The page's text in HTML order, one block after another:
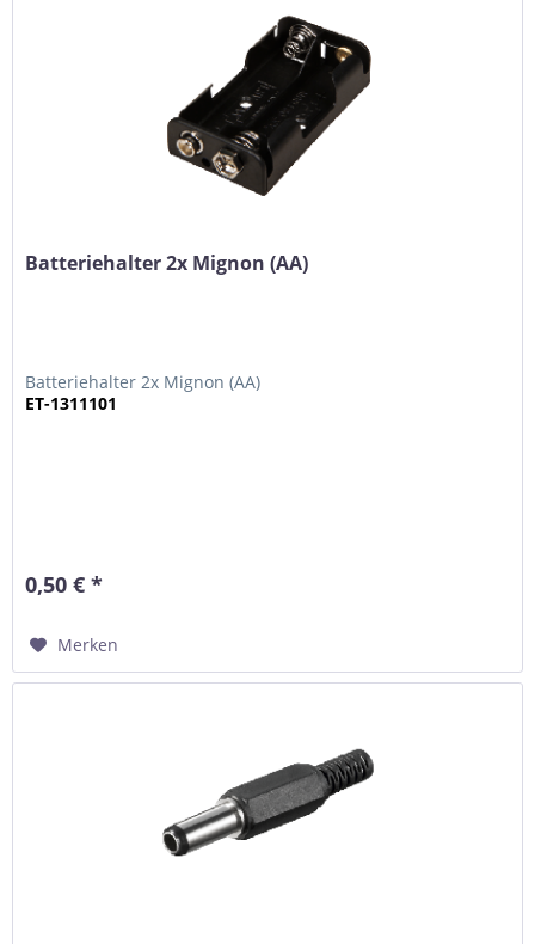
Batteriehalter 2x Mignon (AA)
Batteriehalter 2x Mignon (AA)
ET-1311101
0,50 € *
Merken